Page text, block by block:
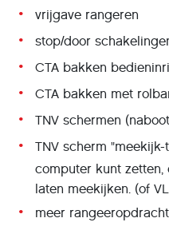
vrijgave rangeren
stop/door
CTA bakken
CTA bakken met
TNV schermen
TNV scherm
computer kunt
laten meekijken. (of
meer